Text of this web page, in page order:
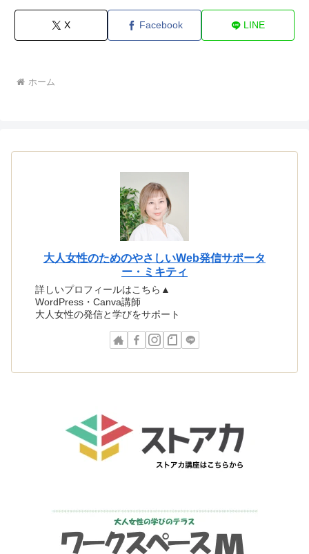
X Facebook LINE
ホーム
大人女性のためのやさしいWeb発信サポータ
ー・ミキティ
詳しいプロフィールはこちら▲
WordPress・Canva講師
大人女性の発信と学びをサポート